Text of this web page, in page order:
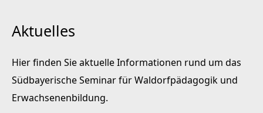
Aktuelles
Hier finden Sie aktuelle Informationen rund um das
Südbayerische Seminar für Waldorfpädagogik und
Erwachsenenbildung.